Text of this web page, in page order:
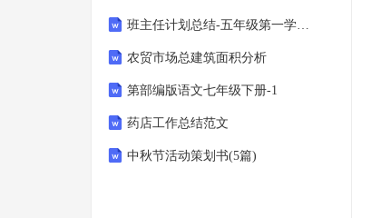
班主任计划总结-五年级第一学期班主任工作总结全集
农贸市场总建筑面积分析
第部编版语文七年级下册-1
药店工作总结范文
中秋节活动策划书(5篇)